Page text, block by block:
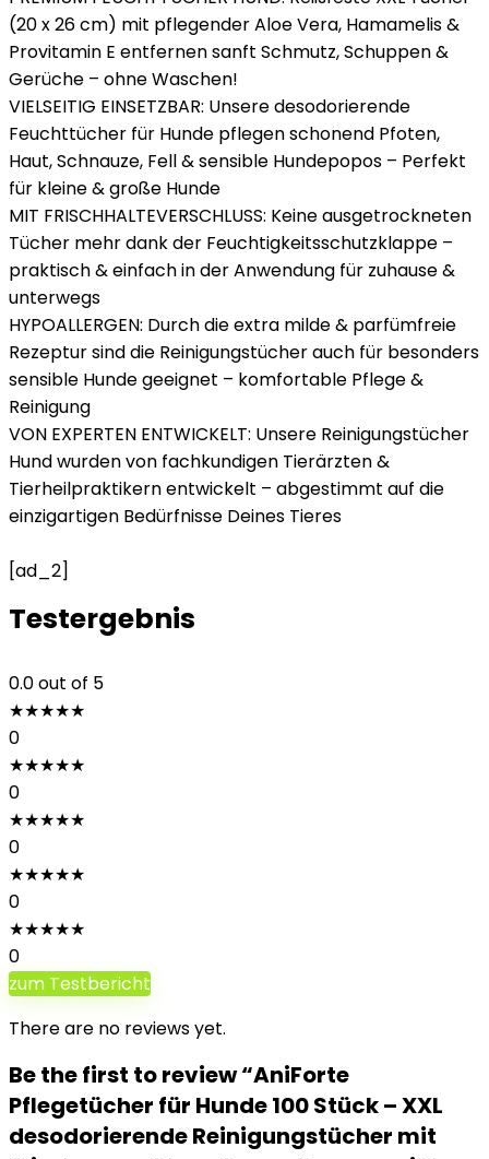
(20 x 26 cm) mit pflegender Aloe Vera, Hamamelis &
Provitamin E entfernen sanft Schmutz, Schuppen &
Gerüche – ohne Waschen!
VIELSEITIG EINSETZBAR: Unsere desodorierende
Feuchttücher für Hunde pflegen schonend Pfoten,
Haut, Schnauze, Fell & sensible Hundepopos – Perfekt
für kleine & große Hunde
MIT FRISCHHALTEVERSCHLUSS: Keine ausgetrockneten
Tücher mehr dank der Feuchtigkeitsschutzklappe –
praktisch & einfach in der Anwendung für zuhause &
unterwegs
HYPOALLERGEN: Durch die extra milde & parfümfreie
Rezeptur sind die Reinigungstücher auch für besonders
sensible Hunde geeignet – komfortable Pflege &
Reinigung
VON EXPERTEN ENTWICKELT: Unsere Reinigungstücher
Hund wurden von fachkundigen Tierärzten &
Tierheilpraktikern entwickelt – abgestimmt auf die
einzigartigen Bedürfnisse Deines Tieres
[ad_2]
Testergebnis
0.0out of 5
★★★★★
0
★★★★★
0
★★★★★
0
★★★★★
0
★★★★★
0
zum Testbericht
There are no reviews yet.
Be the first to review “AniForte
Pflegetücher für Hunde 100 Stück – XXL
desodorierende Reinigungstücher mit